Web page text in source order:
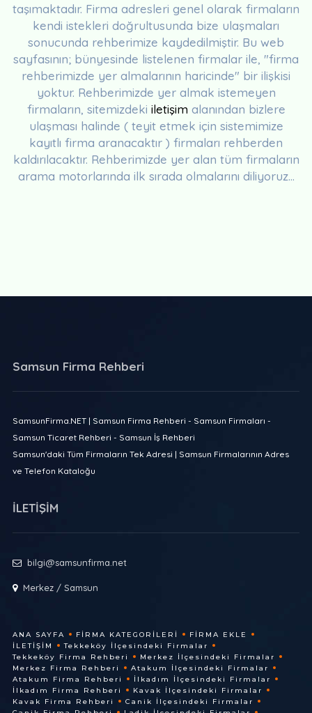
taşımaktadır. Firma adresleri genel olarak firmaların
kendi istekleri doğrultusunda bize ulaşmaları
sonucunda rehberimize kaydedilmiştir. Bu web
sayfasının; bünyesinde listelenen firmalar ile, "firma
rehberimizde yer almalarının haricinde" bir ilişkisi
yoktur. Rehberimizde yer almak istemeyen
firmaların, sitemizdeki iletişim alanından bizlere
ulaşması halinde ( teyit etmek için sistemimize
kayıtlı firma aranacaktır ) firmaları rehberden
kaldırılacaktır. Rehberimizde yer alan tüm firmaların
arama motorlarında ilk sırada olmalarını diliyoruz...
Samsun Firma Rehberi
SamsunFirma.NET | Samsun Firma Rehberi - Samsun Firmaları -
Samsun Ticaret Rehberi - Samsun İş Rehberi
Samsun'daki Tüm Firmaların Tek Adresi | Samsun Firmalarının Adres
ve Telefon Kataloğu
İLETİŞİM
bilgi@samsunfirma.net
Merkez / Samsun
ANA SAYFA FIRMA KATEGORILERI
FIRMA EKLE
İLETIŞIM
Tekkeköy İlçesindeki Firmalar
Tekkeköy Firma Rehberi
Merkez İlçesindeki Firmalar
Merkez Firma Rehberi
Atakum İlçesindeki Firmalar
Atakum Firma Rehberi
İlkadım İlçesindeki Firmalar
İlkadım Firma Rehberi
Kavak İlçesindeki Firmalar
Kavak Firma Rehberi
Canik İlçesindeki Firmalar